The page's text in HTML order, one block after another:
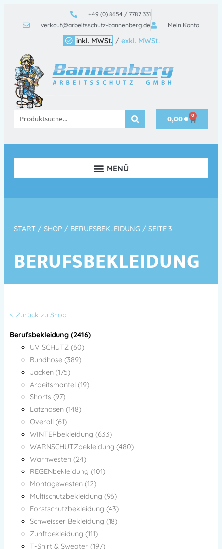
+49 (0) 8654 / 7787 331
verkauf@arbeitsschutz-bannenberg.de
Mein Konto
inkl. MWSt. / exkl. MWSt.
0,00€ 0
START / SHOP / BERUFSBEKLEIDUNG / SEITE 3
BERUFSBEKLEIDUNG
< Zurück zu Shop
Berufsbekleidung (2416)
UV SCHUTZ (60)
Bundhose (389)
Jacken (175)
Arbeitsmantel (19)
Shorts (97)
Latzhosen (148)
Overall (61)
WINTERbekleidung (633)
WARNSCHUTZbekleidung (480)
Warnwesten (24)
REGENbekleidung (101)
Montagewesten (12)
Multischutzbekleidung (96)
Forstschutzbekleidung (43)
Schweisser Bekleidung (18)
Zunftbekleidung (111)
T-Shirt & Sweater (197)